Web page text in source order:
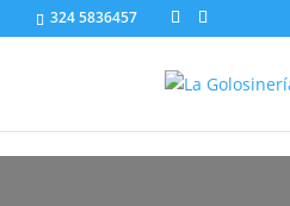
324 5836457